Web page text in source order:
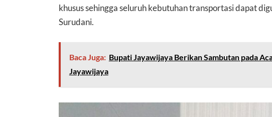
khusus sehingga seluruh kebutuhan transportasi dapat
Surudani.
Baca Juga: Bupati Jayawijaya Berikan Sambutan pada
Jayawijaya